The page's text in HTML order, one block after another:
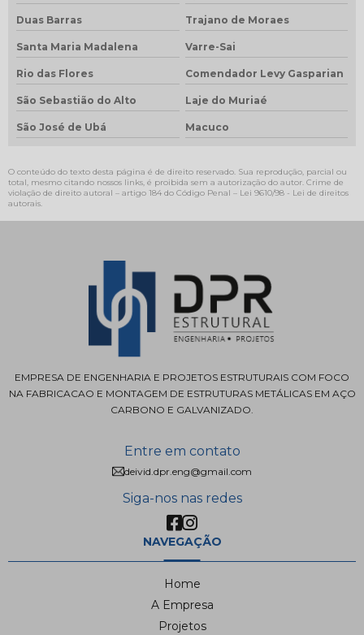
Duas Barras Trajano de Moraes
Santa Maria Madalena Varre-Sai
Rio das Flores Comendador Levy Gasparian
São Sebastião do Alto Laje do Muriaé
São José de Ubá Macuco
O conteúdo do texto desta página é de direito reservado. Sua reprodução, parcial ou
total, mesmo citando nossos links, é proibida sem a autorização do autor. Crime de
violação de direito autoral – artigo 184 do Código Penal – Lei 9610/98 - Lei de direitos
autorais
EMPRESA DE ENGENHARIA E PROJETOS ESTRUTURAIS COM FOCO
NA FABRICACAO E MONTAGEM DE ESTRUTURAS METÁLICAS EM AÇO
CARBONO E GALVANIZADO.
Entre em contato
deivid.dpr.eng@gmail.com
Siga-nos nas redes
NAVEGAÇÃO
Home
A Empresa
Projetos